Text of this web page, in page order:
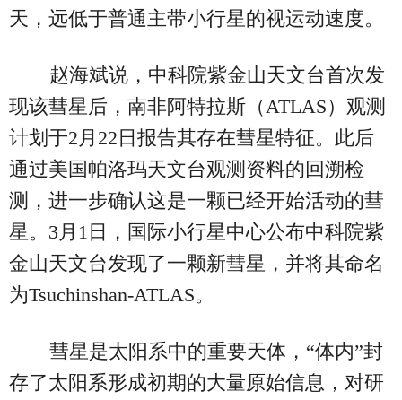
天，远低于普通主带小行星的视运动速度。
赵海斌说，中科院紫金山天文台首次发
现该彗星后，南非阿特拉斯（ATLAS）观测
计划于2月22日报告其存在彗星特征。此后
通过美国帕洛玛天文台观测资料的回溯检
测，进一步确认这是一颗已经开始活动的彗
星。3月1日，国际小行星中心公布中科院紫
金山天文台发现了一颗新彗星，并将其命名
为Tsuchinshan-ATLAS。
彗星是太阳系中的重要天体，“体内”封
存了太阳系形成初期的大量原始信息，对研